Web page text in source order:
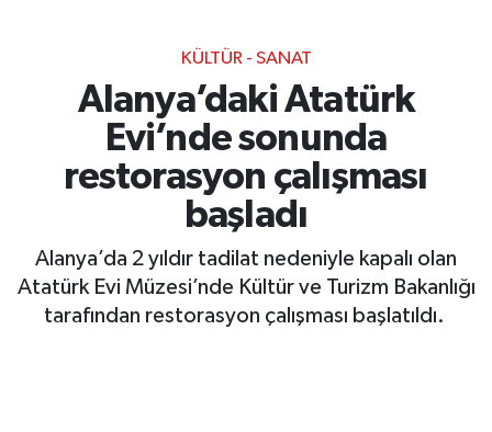
KÜLTÜR - SANAT
Alanya’daki Atatürk
Evi’nde sonunda
restorasyon çalışması
başladı
Alanya’da 2 yıldır tadilat nedeniyle kapalı olan
Atatürk Evi Müzesi’nde Kültür ve Turizm Bakanlığı
tarafından restorasyon çalışması başlatıldı.
Diğer
Dünya
Gizlilik İlkeleri - Privacy Policy
Güncel
Haber Arşivi